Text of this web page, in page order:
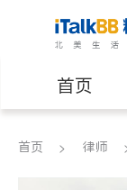
首页
医生
首页 律师